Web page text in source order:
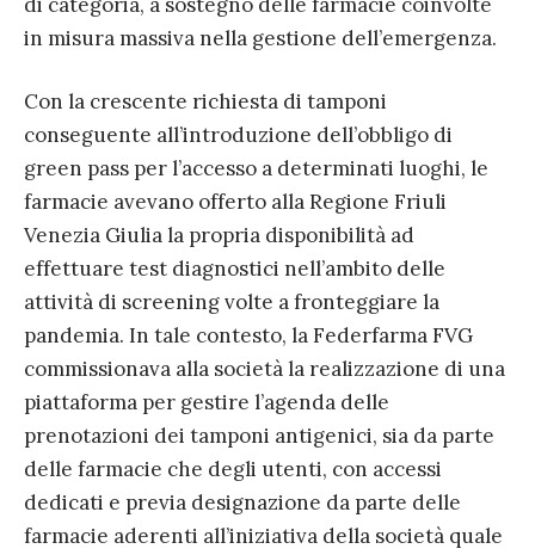
in misura massiva nella gestione dell’emergenza.
Con la crescente richiesta di tamponi
conseguente all’introduzione dell’obbligo di
green pass per l’accesso a determinati luoghi, le
farmacie avevano offerto alla Regione Friuli
Venezia Giulia la propria disponibilità ad
effettuare test diagnostici nell’ambito delle
attività di screening volte a fronteggiare la
pandemia. In tale contesto, la Federfarma FVG
commissionava alla società la realizzazione di una
piattaforma per gestire l’agenda delle
prenotazioni dei tamponi antigenici, sia da parte
delle farmacie che degli utenti, con accessi
dedicati e previa designazione da parte delle
farmacie aderenti all’iniziativa della società quale